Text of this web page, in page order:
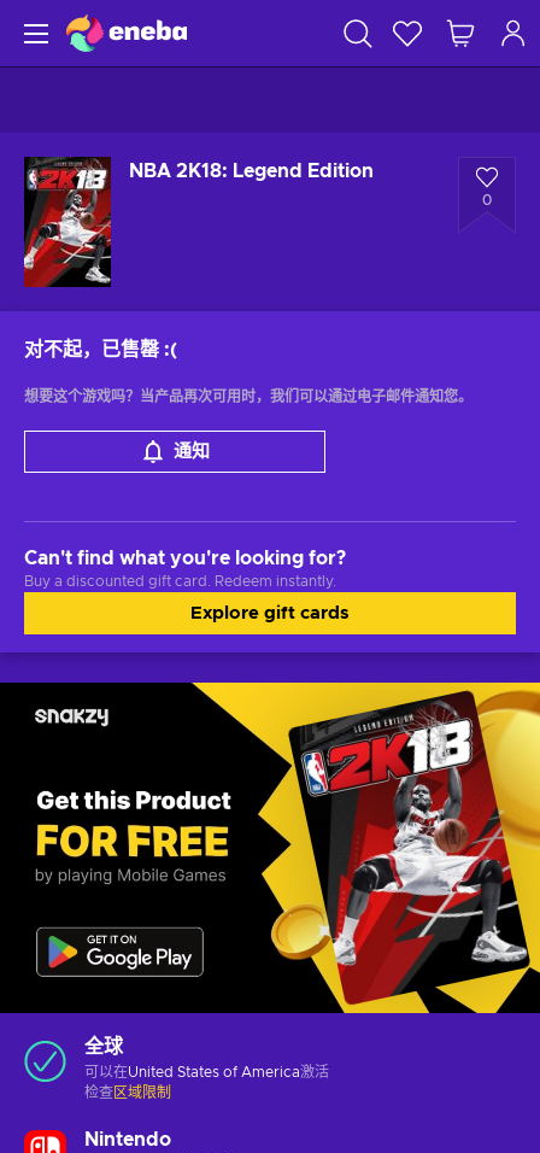
NBA 2K18: Legend Edition
0
对不起，已售罄 :(
想要这个游戏吗？当产品再次可用时，我们可以通过电子邮件通知您。
通知
Can't find what you're looking for?
Buy a discounted gift card. Redeem instantly.
Explore gift cards
全球
可以在United States of America激活
检查 区域限制
Nintendo